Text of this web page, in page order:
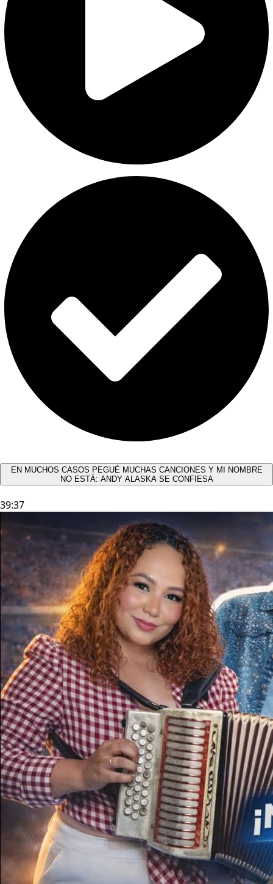
EN MUCHOS CASOS PEGUÉ MUCHAS CANCIONES Y MI NOMBRE
NO ESTÁ: ANDY ALASKA SE CONFIESA​
39:37